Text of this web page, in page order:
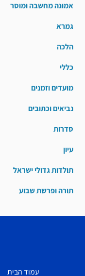
אמונה מחשבה ומוסר
גמרא
הלכה
כללי
מועדים וזמנים
נביאים וכתובים
סדרות
עיון
תולדות גדולי ישראל
תורה ופרשת שבוע
עמוד הבית